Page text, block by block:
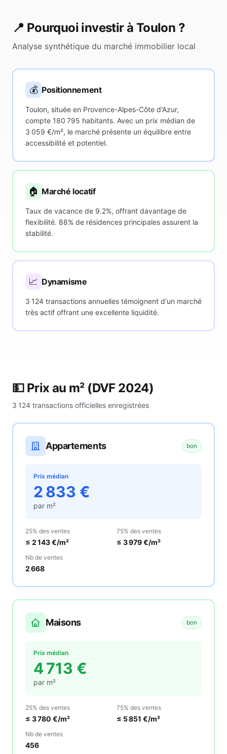
📍 Pourquoi investir à Toulon ?
Analyse synthétique du marché immobilier local
💰 Positionnement
Toulon, située en Provence-Alpes-Côte d'Azur,
compte 180 795 habitants. Avec un prix médian de
3 059 €/m², le marché présente un équilibre entre
accessibilité et potentiel.
🏠 Marché locatif
Taux de vacance de 9.2%, offrant davantage de
flexibilité. 88% de résidences principales assurent la
stabilité.
📈 Dynamisme
3 124 transactions annuelles témoignent d'un marché
très actif offrant une excellente liquidité.
💵 Prix au m² (DVF 2024)
3 124 transactions officielles enregistrées
Appartements bon
Prix médian
2 833 €
par m²
25% des ventes
≤ 2 143€/m²
75% des ventes
≤ 3 979€/m²
Nb de ventes
2 668
Maisons bon
Prix médian
4 713 €
par m²
25% des ventes
≤ 3 780 €/m²
75% des ventes
≤ 5 851 €/m²
Nb de ventes
456